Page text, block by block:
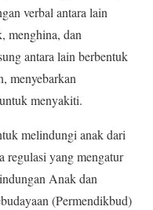
verbal antara lain
menghina, dan
antara lain berbentuk
menyebarkan
menyakiti.
melindungi anak dari
regulasi yang mengatur
Anak dan
(Permendikbud)